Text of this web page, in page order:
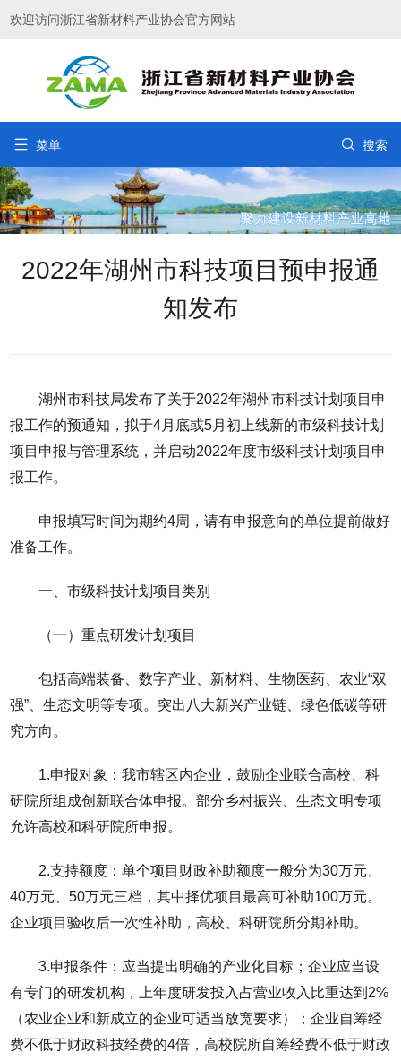
欢迎访问浙江省新材料产业协会官方网站
 菜单  搜索
2022年湖州市科技项目预申报通
知发布
湖州市科技局发布了关于2022年湖州市科技计划项目申
报工作的预通知，拟于4月底或5月初上线新的市级科技计划
项目申报与管理系统，并启动2022年度市级科技计划项目申
报工作。
申报填写时间为期约4周，请有申报意向的单位提前做好
准备工作。
一、市级科技计划项目类别
（一）重点研发计划项目
包括高端装备、数字产业、新材料、生物医药、农业“双
强”、生态文明等专项。突出八大新兴产业链、绿色低碳等研
究方向。
1.申报对象：我市辖区内企业，鼓励企业联合高校、科
研院所组成创新联合体申报。部分乡村振兴、生态文明专项
允许高校和科研院所申报。
2.支持额度：单个项目财政补助额度一般分为30万元、
40万元、50万元三档，其中择优项目最高可补助100万元。
企业项目验收后一次性补助，高校、科研院所分期补助。
3.申报条件：应当提出明确的产业化目标；企业应当设
有专门的研发机构，上年度研发投入占营业收入比重达到2%
（农业企业和新成立的企业可适当放宽要求）；企业自筹经
费不低于财政科技经费的4倍，高校院所自筹经费不低于财政